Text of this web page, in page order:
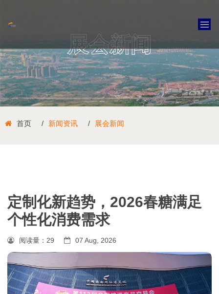
展会新闻
首页 新闻资讯 展会新闻
定制化新趋势，2026春糖满足
个性化消费需求
阅读量： 29 07 Aug, 2026